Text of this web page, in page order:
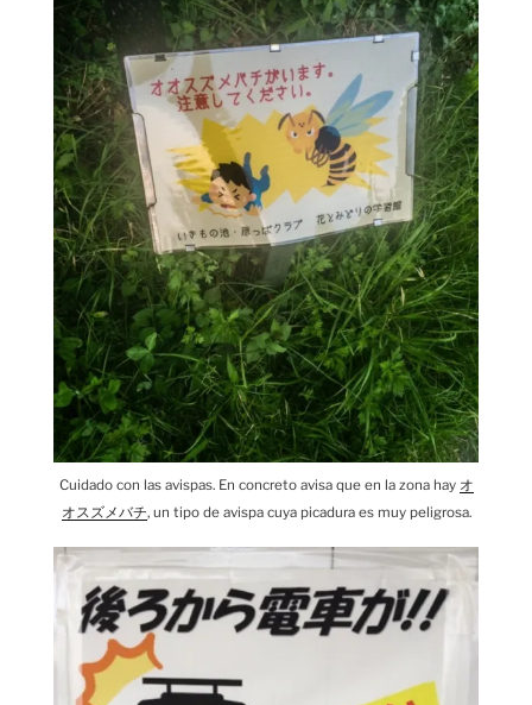
Cuidado con las avispas. En concreto avisa que en la zona hay オ
オスズメバチ, un tipo de avispa cuya picadura es muy peligrosa.